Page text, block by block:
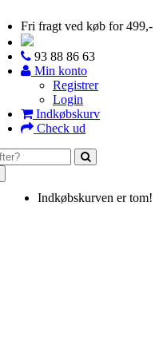
Fri fragt ved køb for 499,-
93 88 86 63
Min konto
Registrer
Login
Indkøbskurv
Check ud
Indkøbskurven er tom!